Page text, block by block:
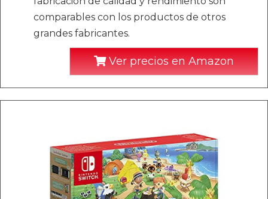
comparables con los productos de otros
grandes fabricantes.
Ver precios en Amazon